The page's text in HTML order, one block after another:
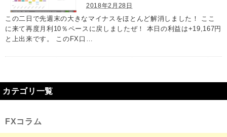
2018年2月28日
この二日で先週末の大きなマイナスをほとんど解消しました！ ここ
に来て再度月利10％ペースに戻しましたぜ！ 本日の利益は+19,167円
と上出来です。 このFX口…
カテゴリ一覧
FXコラム